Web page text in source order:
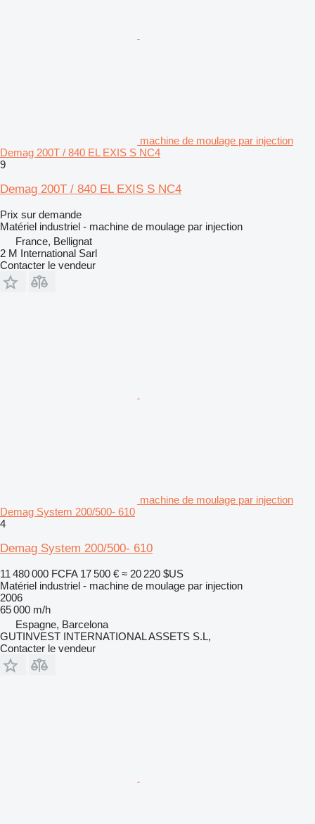
machine de moulage par injection
Demag 200T / 840 EL EXIS S NC4
9
Demag 200T / 840 EL EXIS S NC4
Prix sur demande
Matériel industriel - machine de moulage par injection
France, Bellignat
2 M International Sarl
Contacter le vendeur
machine de moulage par injection
Demag System 200/500- 610
4
Demag System 200/500- 610
11 480 000 FCFA 17 500 € ≈ 20 220 $US
Matériel industriel - machine de moulage par injection
2006
65 000 m/h
Espagne, Barcelona
GUTINVEST INTERNATIONAL ASSETS S.L,
Contacter le vendeur